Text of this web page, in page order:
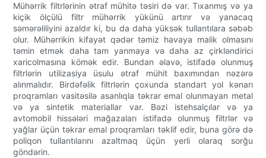
Mühərrik filtrlərinin ətraf mühitə təsiri də var. Tıxanmış və ya
kiçik ölçülü filtr mühərrik yükünü artırır və yanacaq
səmərəliliyini azaldır ki, bu da daha yüksək tullantılara səbəb
olur. Mühərrikin kifayət qədər təmiz havaya malik olmasını
təmin etmək daha tam yanmaya və daha az çirkləndirici
xaricolmasına kömək edir. Bundan əlavə, istifadə olunmuş
filtrlərin utilizasiya üsulu ətraf mühit baxımından nəzərə
alınmalıdır. Birdəfəlik filtrlərin çoxunda standart yol kənarı
proqramları vasitəsilə asanlıqla təkrar emal olunmayan metal
və ya sintetik materiallar var. Bəzi istehsalçılar və ya
avtomobil hissələri mağazaları istifadə olunmuş filtrlər və
yağlar üçün təkrar emal proqramları təklif edir, buna görə də
poliqon tullantılarını azaltmaq üçün yerli olaraq sorğu
göndərin.